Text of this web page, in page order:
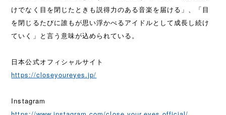
けでなく目を閉じたときも説得力のある音楽を届ける」、「目
を閉じるたびに誰もが思い浮かべるアイドルとして成長し続け
ていく」と言う意味が込められている。
日本公式オフィシャルサイト
https://closeyoureyes.jp/
Instagram